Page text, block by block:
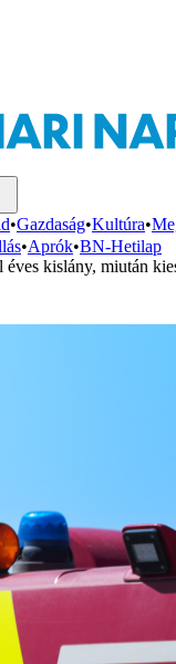
•Gazdaság•Kultúra•
•Aprók•BN-Hetilap
éves kislány, miután